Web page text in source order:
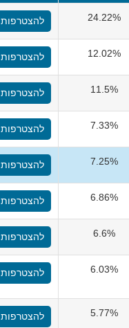
24.22% להצטרפות
12.02% להצטרפות
11.5% להצטרפות
7.33% להצטרפות
7.25% להצטרפות
6.86% להצטרפות
6.6% להצטרפות
6.03% להצטרפות
5.77% להצטרפות